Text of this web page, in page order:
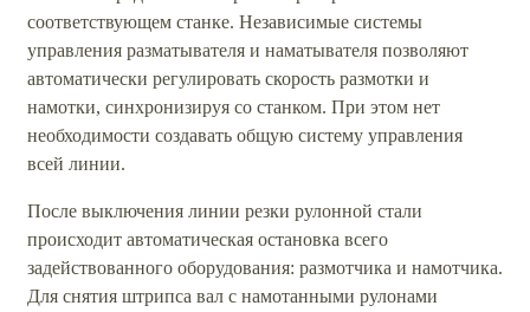
соответствующем станке. Независимые системы
управления разматывателя и наматывателя позволяют
автоматически регулировать скорость размотки и
намотки, синхронизируя со станком. При этом нет
необходимости создавать общую систему управления
всей линии.
После выключения линии резки рулонной стали
происходит автоматическая остановка всего
задействованного оборудования: размотчика и намотчика.
Для снятия штрипса вал с намотанными рулонами